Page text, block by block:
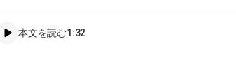
本文を読む1:32